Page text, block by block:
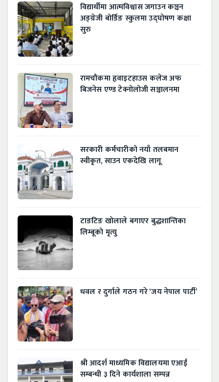
विद्यार्थीमा आत्मविश्वास जगाउन कञ्चन
अङ्ग्रेजी बोर्डिङ स्कुलमा उद्घोषण कक्षा
सुरु
रामचौकमा हृवाइटहाउस कलेज अफ
बिजनेस एण्ड टेक्नोलोजी सञ्चालनमा
सरकारी कर्मचारीको नयाँ तलबमान
स्वीकृत, साउन एकदेखि लागू
टाङटिङ खोलाले बगाएर बुद्धशान्तिका
लिम्बूको मृत्यु
धवल र दुर्गाले गठन गरे ‘जय नेपाल पार्टी’
श्री आदर्श माध्यमिक विद्यालयमा एआई
सम्बन्धी ३ दिने कार्यशाला सम्पन्न